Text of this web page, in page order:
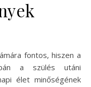
a szülés utáni
élet minőségének